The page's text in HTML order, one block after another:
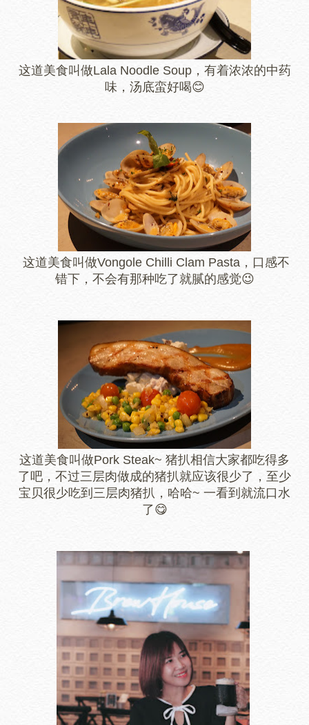
这道美食叫做Lala Noodle Soup，有着浓浓的中药
味，汤底蛮好喝😊
这道美食叫做Vongole Chilli Clam Pasta，口感不
错下，不会有那种吃了就腻的感觉😉
这道美食叫做Pork Steak~ 猪扒相信大家都吃得多
了吧，不过三层肉做成的猪扒就应该很少了，至少
宝贝很少吃到三层肉猪扒，哈哈~ 一看到就流口水
了😋